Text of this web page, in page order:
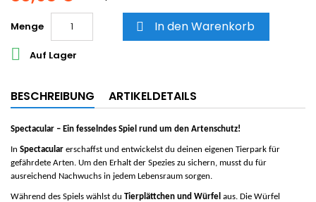
Menge  In den Warenkorb
 Auf Lager
BESCHREIBUNG ARTIKELDETAILS
Spectacular – Ein fesselndes Spiel rund um den Artenschutz!
In Spectacular erschaffst und entwickelst du deinen eigenen Tierpark für
gefährdete Arten. Um den Erhalt der Spezies zu sichern, musst du für
ausreichend Nachwuchs in jedem Lebensraum sorgen.
Während des Spiels wählst du Tierplättchen und Würfel aus. Die Würfel